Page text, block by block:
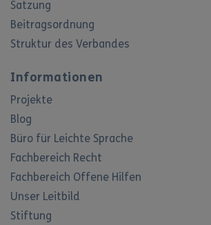
Satzung
Beitragsordnung
Struktur des Verbandes
Informationen
Projekte
Blog
Büro für Leichte Sprache
Fachbereich Recht
Fachbereich Offene Hilfen
Unser Leitbild
Stiftung